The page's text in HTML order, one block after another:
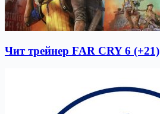
Чит трейнер FAR CRY 6 (+21)